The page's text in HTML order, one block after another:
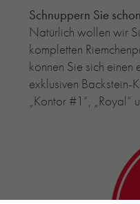
Schnuppern Sie
Natürlich wollen wir
kompletten
können Sie sich einen
exklusiven Backstein-
„Kontor #1“, „Royal“